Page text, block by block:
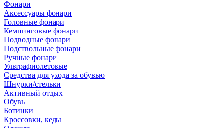
Фонари
Аксессуары фонари
Головные фонари
Кемпинговые фонари
Подводные фонари
Подствольные фонари
Ручные фонари
Ультрафиолетовые
Средства для ухода за обувью
Шнурки/стельки
Активный отдых
Обувь
Ботинки
Кроссовки, кеды